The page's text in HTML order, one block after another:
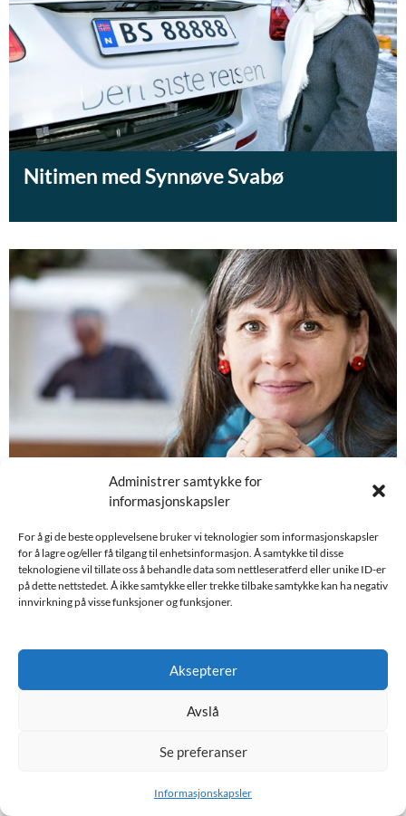
Administrer samtykke for
informasjonskapsler
For å gi de beste opplevelsene bruker vi teknologier som informasjonskapsler
for å lagre og/eller få tilgang til enhetsinformasjon. Å samtykke til disse
teknologiene vil tillate oss å behandle data som nettleseratferd eller unike ID-er
på dette nettstedet. Å ikke samtykke eller trekke tilbake samtykke kan ha negativ
innvirkning på visse funksjoner og funksjoner.
Aksepterer
Avslå
Se preferanser
Informasjonskapsler
Nitimen med Synnøve Svabø
Torill bærer med seg sin Martin for